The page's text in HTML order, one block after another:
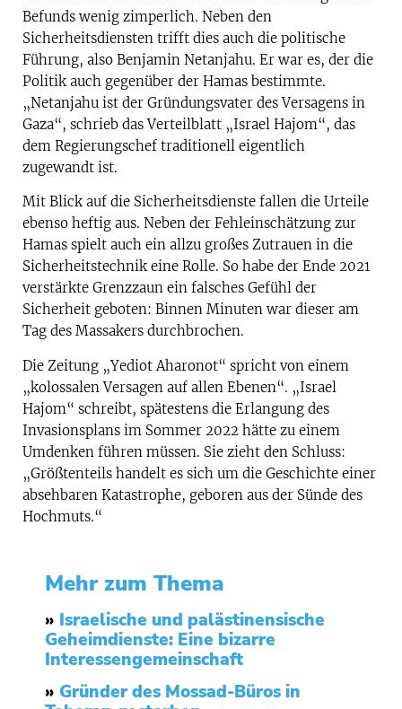
Befunds wenig zimperlich. Neben den
Sicherheitsdiensten trifft dies auch die politische
Führung, also Benjamin Netanjahu. Er war es, der die
Politik auch gegenüber der Hamas bestimmte.
„Netanjahu ist der Gründungsvater des Versagens in
Gaza“, schrieb das Verteil­blatt „Israel Hajom“, das
dem Regierungschef traditionell eigentlich
zugewandt ist.
Mit Blick auf die Sicherheitsdienste fallen die Urteile
ebenso heftig aus. Neben der Fehleinschätzung zur
Hamas spielt auch ein allzu großes Zutrauen in die
Sicherheitstechnik eine Rolle. So habe der Ende 2021
verstärkte Grenzzaun ein falsches Gefühl der
Sicherheit geboten: Binnen Minuten war dieser am
Tag des Massakers durchbrochen.
Die Zeitung „Yediot Aharonot“ spricht von einem
„kolossalen Versagen auf allen Ebenen“. „Israel
Hajom“ schreibt, spätestens die Erlangung des
Invasionsplans im Sommer 2022 hätte zu einem
Umdenken führen müssen. Sie zieht den Schluss:
„Größtenteils handelt es sich um die Geschichte einer
absehbaren Katastrophe, geboren aus der Sünde des
Hochmuts.“
Mehr zum Thema
» Israelische und palästinensische
Geheimdienste: Eine bizarre
Interessengemeinschaft
» Gründer des Mossad-Büros in